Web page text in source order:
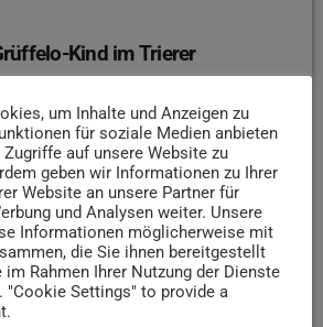
Kind im Trierer
Eure Kinder ein und kommt zum
Heute und morgen könnt
Kind“ sehen
Fischers
Euch die süße Geschichte des
die Stimmen der Figuren sprechen
live vor Ort. So sind
Publikum und vor allem die Kinder
heute und morgen jeweils um 16:30
um Inhalte und Anzeigen zu
für soziale Medien anbieten
auf unsere Website zu
geben wir Informationen zu Ihrer
Website an unsere Partner für
und Analysen weiter. Unsere
Informationen möglicherweise mit
die Sie ihnen bereitgestellt
im Rahmen Ihrer Nutzung der Dienste
"Cookie Settings" to provide a